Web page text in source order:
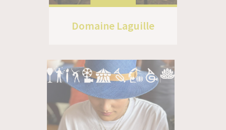
Domaine Laguille